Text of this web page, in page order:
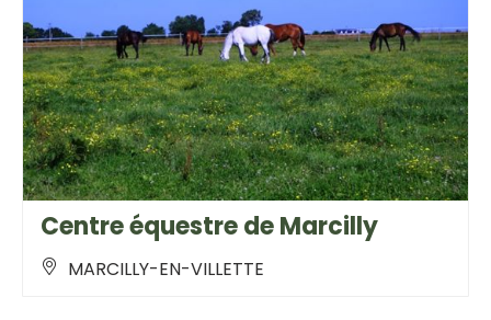
Centre équestre de Marcilly
MARCILLY-EN-VILLETTE